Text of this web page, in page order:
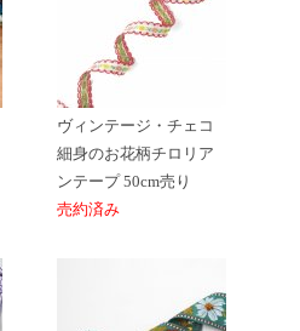
ヴィンテージ・チェコ
細身のお花柄チロリア
ンテープ 50cm売り
売約済み